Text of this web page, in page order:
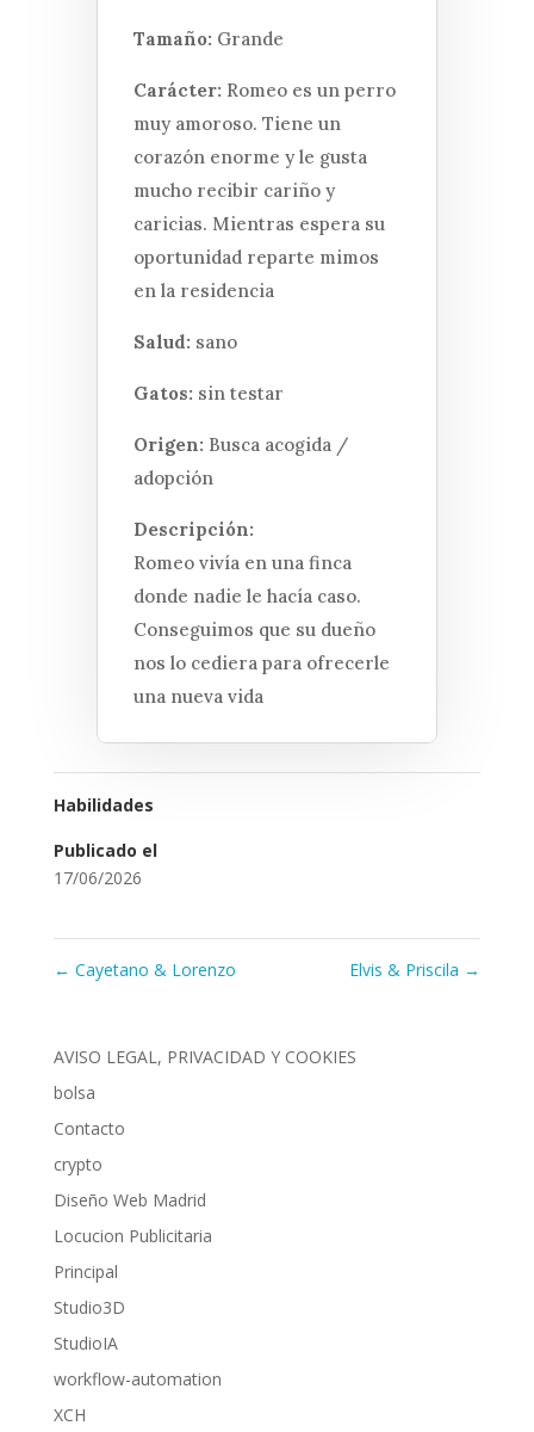
Tamaño: Grande
Carácter: Romeo es un perro
muy amoroso. Tiene un
corazón enorme y le gusta
mucho recibir cariño y
caricias. Mientras espera su
oportunidad reparte mimos
en la residencia
Salud: sano
Gatos: sin testar
Origen: Busca acogida /
adopción
Descripción:
Romeo vivía en una finca
donde nadie le hacía caso.
Conseguimos que su dueño
nos lo cediera para ofrecerle
una nueva vida
Habilidades
Publicado el
17/06/2026
← Cayetano & Lorenzo Elvis & Priscila →
AVISO LEGAL, PRIVACIDAD Y COOKIES
bolsa
Contacto
crypto
Diseño Web Madrid
Locucion Publicitaria
Principal
Studio3D
StudioIA
workflow-automation
XCH